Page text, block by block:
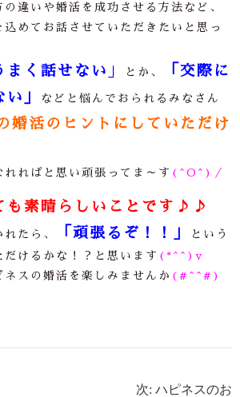
違いや婚活を成功させる方法など、
めてお話させていただきたいと思っ
まく話せない 」 とか、
「交際に
」
などと悩んでおられるみなさん
婚活のヒントにしていただけ
れればと思い頑張ってま～す (^O^)／
も素晴らしいことです♪♪
たら、 「頑張るぞ！！」
という
けるかな！？と思います (*^^)v
スの婚活を楽しみませんか (#^^#)
次: ハピネスのお